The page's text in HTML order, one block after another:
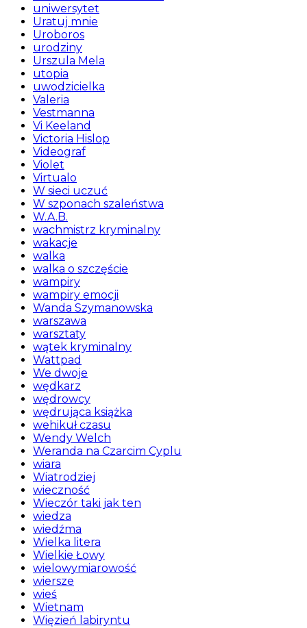
uniwersytet
Uratuj mnie
Uroboros
urodziny
Urszula Mela
utopia
uwodzicielka
Valeria
Vestmanna
Vi Keeland
Victoria Hislop
Videograf
Violet
Virtualo
W sieci uczuć
W szponach szaleństwa
W.A.B.
wachmistrz kryminalny
wakacje
walka
walka o szczęście
wampiry
wampiry emocji
Wanda Szymanowska
warszawa
warsztaty
wątek kryminalny
Wattpad
We dwoje
wędkarz
wędrowcy
wędrująca książka
wehikuł czasu
Wendy Welch
Weranda na Czarcim Cyplu
wiara
Wiatrodziej
wieczność
Wieczór taki jak ten
wiedza
wiedźma
Wielka litera
Wielkie Łowy
wielowymiarowość
wiersze
wieś
Wietnam
Więzień labiryntu